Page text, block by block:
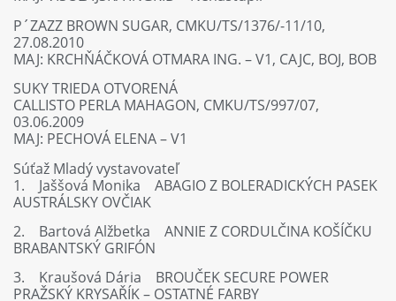
P´ZAZZ BROWN SUGAR, CMKU/TS/1376/-11/10,
27.08.2010
MAJ: KRCHŇÁČKOVÁ OTMARA ING. – V1, CAJC, BOJ, BOB
SUKY TRIEDA OTVORENÁ
CALLISTO PERLA MAHAGON, CMKU/TS/997/07,
03.06.2009
MAJ: PECHOVÁ ELENA – V1
Súťaž Mladý vystavovateľ
1. Jaššová Monika ABAGIO Z BOLERADICKÝCH PASEK
AUSTRÁLSKY OVČIAK
2. Bartová Alžbetka ANNIE Z CORDULČINA KOŠÍČKU
BRABANTSKÝ GRIFÓN
3. Kraušová Dária BROUČEK SECURE POWER
PRAŽSKÝ KRYSAŘÍK – OSTATNÉ FARBY